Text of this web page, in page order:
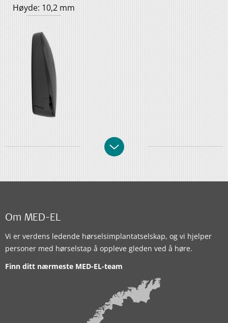
Høyde: 10,2 mm
Om MED-EL
Vi er verdens ledende hørselsimplantatselskap, og vi hjelper
personer med hørselstap å oppleve gleden ved å høre.
Finn ditt nærmeste MED-EL-team